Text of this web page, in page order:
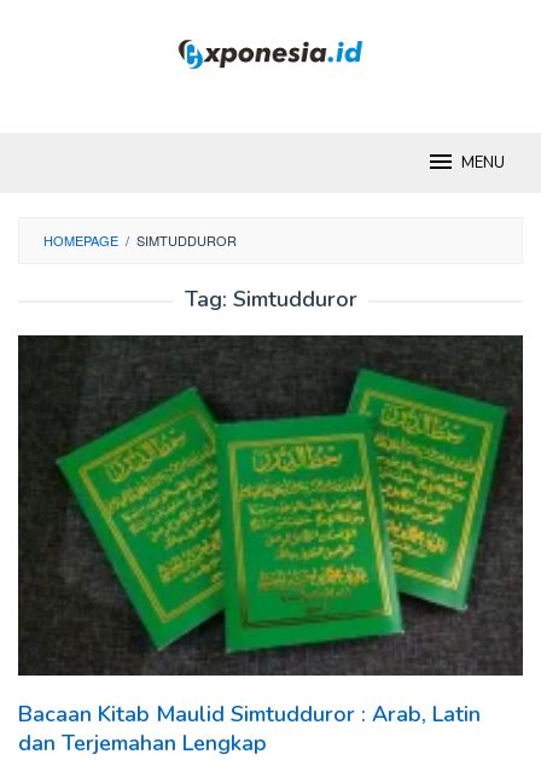
MENU
HOMEPAGE / SIMTUDDUROR
Tag: Simtudduror
Bacaan Kitab Maulid Simtudduror : Arab, Latin
dan Terjemahan Lengkap